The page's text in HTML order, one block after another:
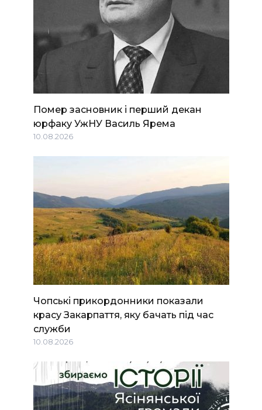
Помер засновник і перший декан
юрфаку УжНУ Василь Ярема
10.08.2026
Чопські прикордонники показали
красу Закарпаття, яку бачать під час
служби
10.08.2026